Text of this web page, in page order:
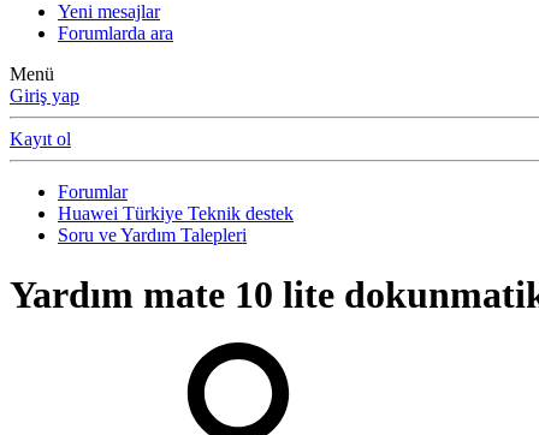
Yeni mesajlar
Forumlarda ara
Menü
Giriş yap
Kayıt ol
Forumlar
Huawei Türkiye Teknik destek
Soru ve Yardım Talepleri
Yardım mate 10 lite